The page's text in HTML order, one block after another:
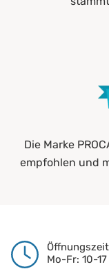
Die Marke
empfohlen und
Mo-Fr: 10-